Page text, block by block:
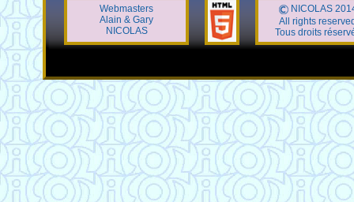
Webmasters
Alain & Gary
NICOLAS
NICOLAS
All rights
Tous droits